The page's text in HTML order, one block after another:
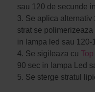
sau 120 de secunde
3. Se aplica alternativ
strat se
in lampa led sau 120-
4. Se sigileaza cu
90 sec in lampa Led
5. Se sterge stratul